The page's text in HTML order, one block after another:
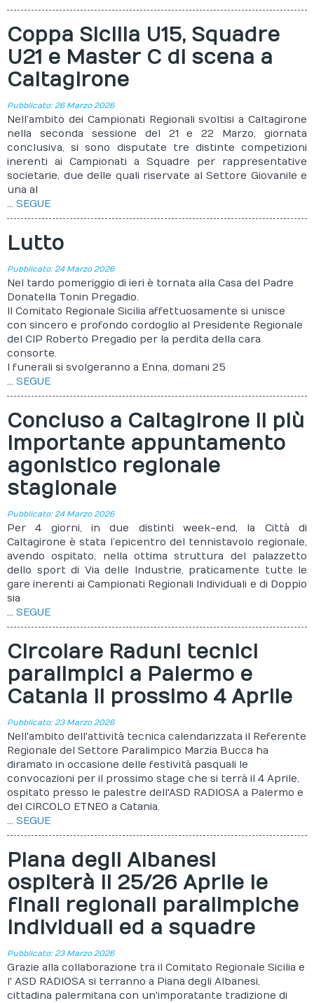
Coppa Sicilia U15, Squadre
U21 e Master C di scena a
Caltagirone
Pubblicato: 26 Marzo 2026
Nell’ambito dei Campionati Regionali svoltisi a Caltagirone
nella seconda sessione del 21 e 22 Marzo, giornata
conclusiva, si sono disputate tre distinte competizioni
inerenti ai Campionati a Squadre per rappresentative
societarie, due delle quali riservate al Settore Giovanile e
una al
... SEGUE
Lutto
Pubblicato: 24 Marzo 2026
Nel tardo pomeriggio di ieri è tornata alla Casa del Padre
Donatella Tonin Pregadio.
Il Comitato Regionale Sicilia affettuosamente si unisce
con sincero e profondo cordoglio al Presidente Regionale
del CIP Roberto Pregadio per la perdita della cara
consorte.
I funerali si svolgeranno a Enna, domani 25
... SEGUE
Concluso a Caltagirone il più
importante appuntamento
agonistico regionale
stagionale
Pubblicato: 24 Marzo 2026
Per 4 giorni, in due distinti week-end, la Città di
Caltagirone è stata l’epicentro del tennistavolo regionale,
avendo ospitato, nella ottima struttura del palazzetto
dello sport di Via delle Industrie, praticamente tutte le
gare inerenti ai Campionati Regionali Individuali e di Doppio
sia
... SEGUE
Circolare Raduni tecnici
paralimpici a Palermo e
Catania il prossimo 4 Aprile
Pubblicato: 23 Marzo 2026
Nell'ambito dell'attività tecnica calendarizzata il Referente
Regionale del Settore Paralimpico Marzia Bucca ha
diramato in occasione delle festività pasquali le
convocazioni per il prossimo stage che si terrà il 4 Aprile,
ospitato presso le palestre dell'ASD RADIOSA a Palermo e
del CIRCOLO ETNEO a Catania.
... SEGUE
Piana degli Albanesi
ospiterà il 25/26 Aprile le
finali regionali paralimpiche
individuali ed a squadre
Pubblicato: 23 Marzo 2026
Grazie alla collaborazione tra il Comitato Regionale Sicilia e
l' ASD RADIOSA si terranno a Piana degli Albanesi,
cittadina palermitana con un'imporatante tradizione di